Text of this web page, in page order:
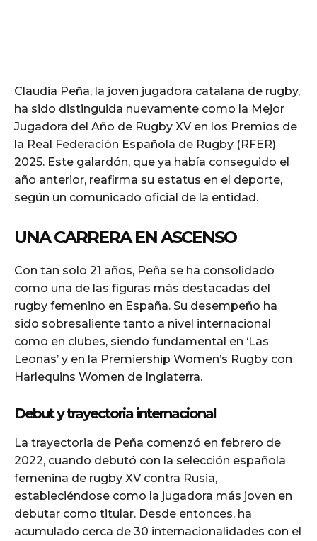
Claudia Peña, la joven jugadora catalana de rugby,
ha sido distinguida nuevamente como la Mejor
Jugadora del Año de Rugby XV en los Premios de
la Real Federación Española de Rugby (RFER)
2025. Este galardón, que ya había conseguido el
año anterior, reafirma su estatus en el deporte,
según un comunicado oficial de la entidad.
UNA CARRERA EN ASCENSO
Con tan solo 21 años, Peña se ha consolidado
como una de las figuras más destacadas del
rugby femenino en España. Su desempeño ha
sido sobresaliente tanto a nivel internacional
como en clubes, siendo fundamental en ‘Las
Leonas’ y en la Premiership Women’s Rugby con
Harlequins Women de Inglaterra.
Debut y trayectoria internacional
La trayectoria de Peña comenzó en febrero de
2022, cuando debutó con la selección española
femenina de rugby XV contra Rusia,
estableciéndose como la jugadora más joven en
debutar como titular. Desde entonces, ha
acumulado cerca de 30 internacionalidades con el